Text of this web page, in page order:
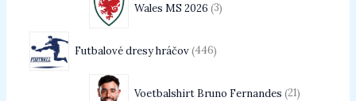
Wales MS 2026 3
Futbalové dresy hráčov 446
Voetbalshirt Bruno Fernandes 21